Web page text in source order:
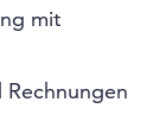
mit